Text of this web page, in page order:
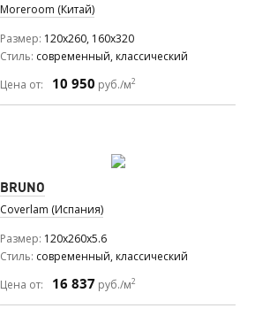
Moreroom (Китай)
Размер 120x260, 160x320
Стиль современный, классический
Цена от:
10 950 руб./м2
BRUNO
Coverlam (Испания)
Размер 120x260x5.6
Стиль современный, классический
Цена от:
16 837 руб./м2